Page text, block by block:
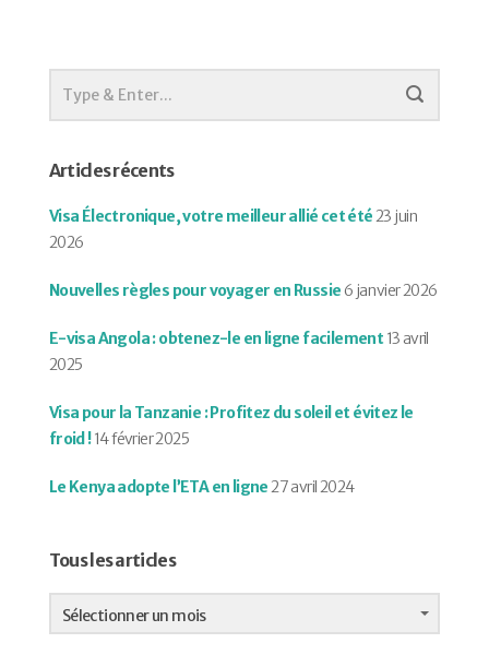
Articles récents
Visa Électronique, votre meilleur allié cet été23 juin
2026
Nouvelles règles pour voyager en Russie 6 janvier 2026
E-visa Angola : obtenez-le en ligne facilement 13 avril
2025
Visa pour la Tanzanie : Profitez du soleil et évitez le
froid !14 février 2025
Le Kenya adopte l’ETA en ligne27 avril 2024
Tous les articles
Tous
les
articles
Sélectionner un mois